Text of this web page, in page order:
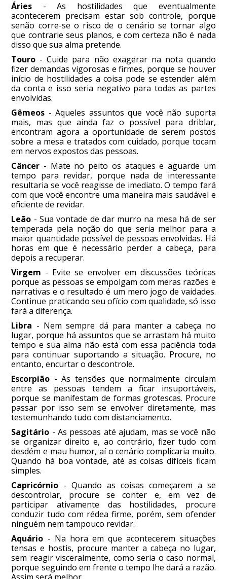
Áries - As hostilidades que eventualmente
acontecerem precisam estar sob controle, porque
senão corre-se o risco de o cenário se tornar algo
que contrarie seus planos, e com certeza não é nada
disso que sua alma pretende.
Touro - Cuide para não exagerar na nota quando
fizer demandas vigorosas e firmes, porque se houver
início de hostilidades a coisa pode se estender além
da conta e isso seria negativo para todas as partes
envolvidas.
Gêmeos - Aqueles assuntos que você não suporta
mais, mas que ainda faz o possível para driblar,
encontram agora a oportunidade de serem postos
sobre a mesa e tratados com cuidado, porque tocam
em nervos expostos das pessoas.
Câncer - Mate no peito os ataques e aguarde um
tempo para revidar, porque nada de interessante
resultaria se você reagisse de imediato. O tempo fará
com que você encontre uma maneira mais saudável e
eficiente de revidar.
Leão - Sua vontade de dar murro na mesa há de ser
temperada pela noção do que seria melhor para a
maior quantidade possível de pessoas envolvidas. Há
horas em que é necessário perder a cabeça, para
depois a recuperar.
Virgem - Evite se envolver em discussões teóricas
porque as pessoas se empolgam com meras razões e
narrativas e o resultado é um mero jogo de vaidades.
Continue praticando seu ofício com qualidade, só isso
fará a diferença.
Libra - Nem sempre dá para manter a cabeça no
lugar, porque há assuntos que se arrastam há muito
tempo e sua alma não está com essa paciência toda
para continuar suportando a situação. Procure, no
entanto, encurtar o descontrole.
Escorpião - As tensões que normalmente circulam
entre as pessoas tendem a ficar insuportáveis,
porque se manifestam de formas grotescas. Procure
passar por isso sem se envolver diretamente, mas
testemunhando tudo com distanciamento.
Sagitário - As pessoas até ajudam, mas se você não
se organizar direito e, ao contrário, fizer tudo com
desdém e mau humor, aí o cenário complicaria muito.
Quando há boa vontade, até as coisas difíceis ficam
simples.
Capricórnio - Quando as coisas começarem a se
descontrolar, procure se conter e, em vez de
participar ativamente das hostilidades, procure
conduzir tudo com rédea firme, porém, sem ofender
ninguém nem tampouco revidar.
Aquário - Na hora em que acontecerem situações
tensas e hostis, procure manter a cabeça no lugar,
sem reagir visceralmente, como seria o caso normal,
porque seguindo em frente o tempo lhe dará a razão.